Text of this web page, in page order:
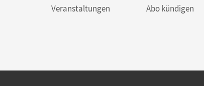
Veranstaltungen
Abo kündigen